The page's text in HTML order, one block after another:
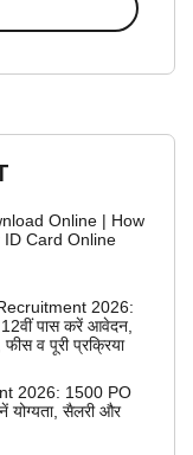
Online | How
Card Online
2026:
12वीं पास करें आवेदन,
व पूरी प्रक्रिया
2026: 1500 PO
योग्यता, सैलरी और